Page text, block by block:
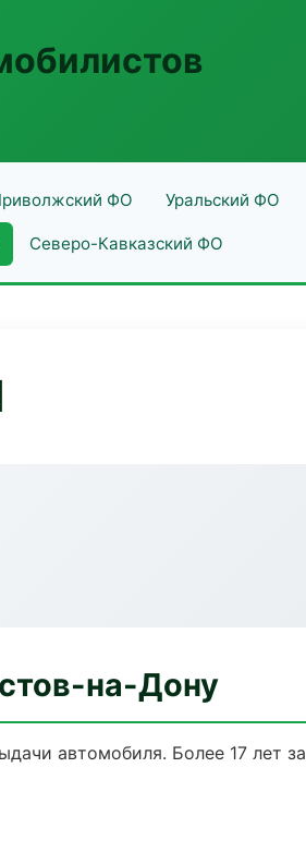
ФО Уральский ФО
Северо-Кавказский ФО
на-Дону
автомобиля. Более 17 лет